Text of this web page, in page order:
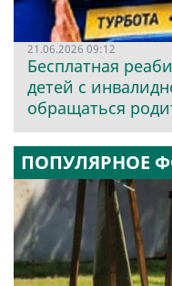
21.06.2026 09:12
Бесплатная
детей с
обращаться
ПОПУЛЯРНОЕ